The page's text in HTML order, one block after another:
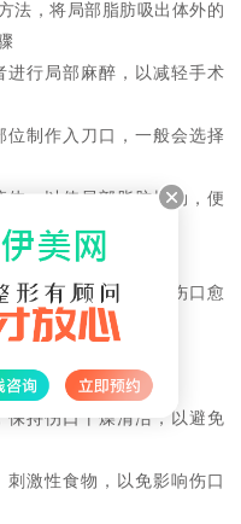
法，将局部脂肪吸出体外的
进行局部麻醉，以减轻手术
制作入刀口，一般会选择
，以使局部脂肪松动，便
局部脂肪吸出体外。
进行缝合，以促进伤口愈
保持伤口干燥清洁，以避免
激性食物，以免影响伤口